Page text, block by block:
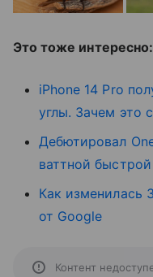
Это тоже интересно:
iPhone 14 Pro
углы. Зачем это
Дебютировал
ваттной
Как изменилась
от Google
Контент